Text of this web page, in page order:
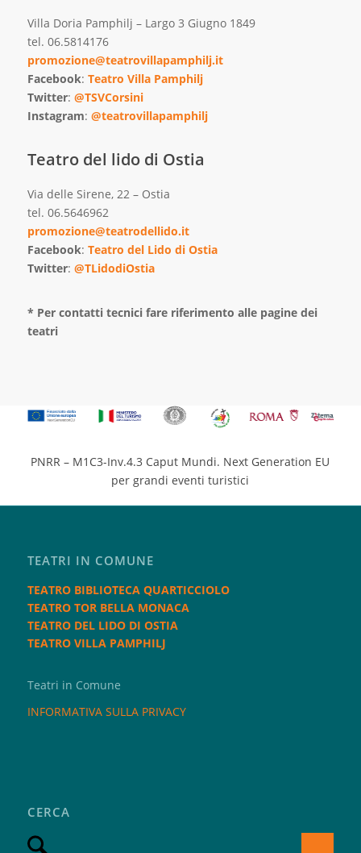
Villa Doria Pamphilj – Largo 3 Giugno 1849
tel. 06.5814176
promozione@teatrovillapamphilj.it
Facebook: Teatro Villa Pamphilj
Twitter: @TSVCorsini
Instagram: @teatrovillapamphilj
Teatro del lido di Ostia
Via delle Sirene, 22 – Ostia
tel. 06.5646962
promozione@teatrodellido.it
Facebook: Teatro del Lido di Ostia
Twitter: @TLidodiOstia
* Per contatti tecnici fare riferimento alle pagine dei
teatri
PNRR – M1C3-Inv.4.3 Caput Mundi. Next Generation EU
per grandi eventi turistici
TEATRI IN COMUNE
TEATRO BIBLIOTECA QUARTICCIOLO
TEATRO TOR BELLA MONACA
TEATRO DEL LIDO DI OSTIA
TEATRO VILLA PAMPHILJ
Teatri in Comune
INFORMATIVA SULLA PRIVACY
CERCA